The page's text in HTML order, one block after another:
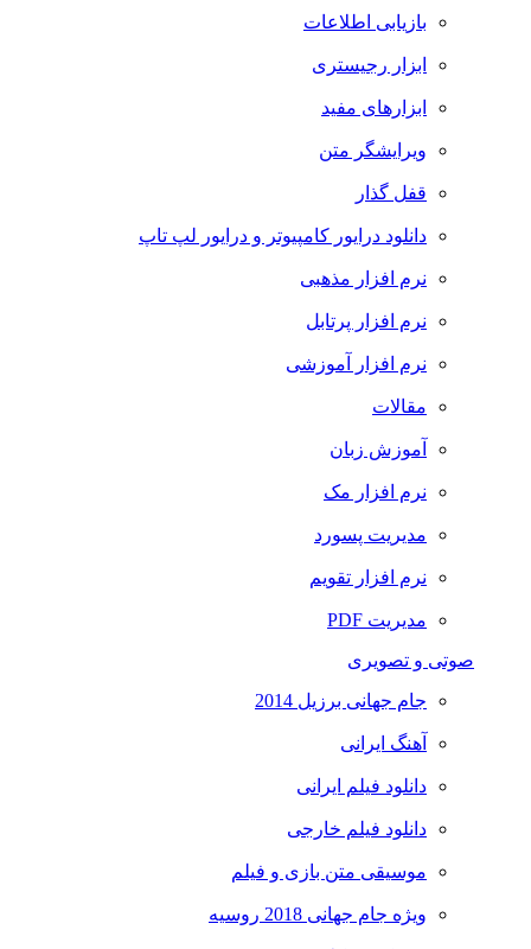
بازیابی اطلاعات
ابزار رجیستری
ابزارهای مفید
ویرایشگر متن
قفل گذار
دانلود درایور کامپیوتر و درایور لپ تاپ
نرم افزار مذهبی
نرم افزار پرتابل
نرم افزار آموزشی
مقالات
آموزش زبان
نرم افزار مک
مدیریت پسورد
نرم افزار تقویم
مدیریت PDF
صوتی و تصویری
جام جهانی برزیل 2014
آهنگ ایرانی
دانلود فیلم ایرانی
دانلود فیلم خارجی
موسیقی متن بازی و فیلم
ویژه جام جهانی 2018 روسیه